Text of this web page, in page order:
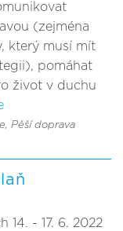
(zejména
který musí mít
pomáhat
život v duchu
, Pěší doprava
14. - 17. 6. 2022